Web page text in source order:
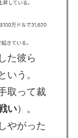
た彼ら
いう。
取って裁
い）。
やがった